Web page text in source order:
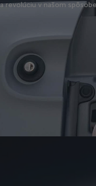
revolúciu v našom